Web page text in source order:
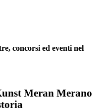
concorsi ed eventi nel
Meran Merano